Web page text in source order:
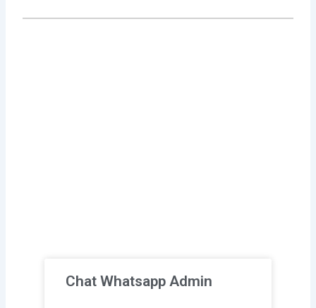
Chat Whatsapp Admin